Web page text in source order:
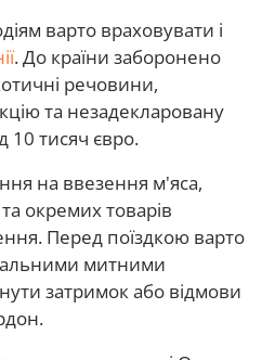
варто враховувати і
. До країни заборонено
речовини,
та незадекларовану
10 тисяч євро.
на ввезення м'яса,
окремих товарів
Перед поїздкою варто
митними
затримок або відмови